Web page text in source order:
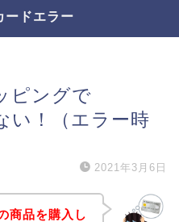
ードエラー
ピングで
い！（エラー時
2021年3月6日
商品を購入し